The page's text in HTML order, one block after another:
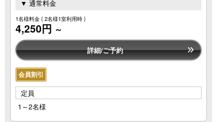
▼ 通常料金
1名様料金( 2名様1室利用時 )
4,250円 ～
詳細/ご予約
会員割引
定員
1～2名様